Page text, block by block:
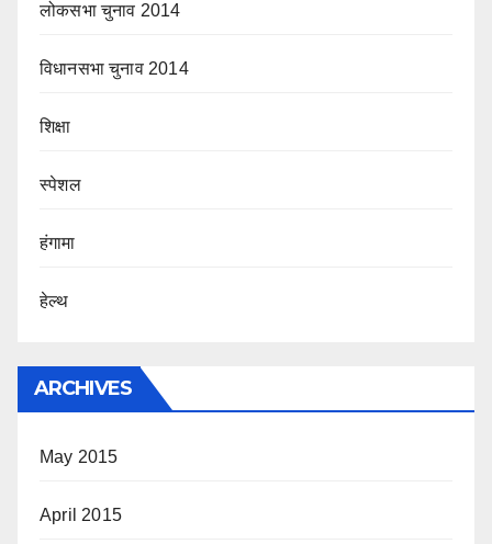
लोकसभा चुनाव 2014
विधानसभा चुनाव 2014
शिक्षा
स्पेशल
हंगामा
हेल्थ
ARCHIVES
May 2015
April 2015